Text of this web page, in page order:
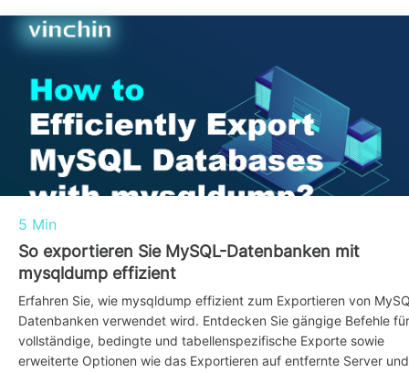
5 Min
So exportieren Sie MySQL-Datenbanken mit
mysqldump effizient
Erfahren Sie, wie mysqldump effizient zum Exportieren von
Datenbanken verwendet wird. Entdecken Sie gängige Befehle für
vollständige, bedingte und tabellenspezifische Exporte sowie
erweiterte Optionen wie das Exportieren auf entfernte Server und